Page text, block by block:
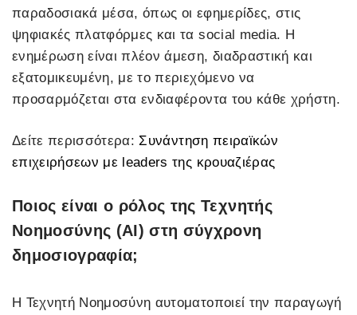
παραδοσιακά μέσα, όπως οι εφημερίδες, στις
ψηφιακές πλατφόρμες και τα social media. Η
ενημέρωση είναι πλέον άμεση, διαδραστική και
εξατομικευμένη, με το περιεχόμενο να
προσαρμόζεται στα ενδιαφέροντα του κάθε χρήστη.
Δείτε περισσότερα:Συνάντηση πειραϊκών
επιχειρήσεων με leaders της κρουαζιέρας
Ποιος είναι ο ρόλος της Τεχνητής
Νοημοσύνης (AI) στη σύγχρονη
δημοσιογραφία;
Η Τεχνητή Νοημοσύνη αυτοματοποιεί την παραγωγή